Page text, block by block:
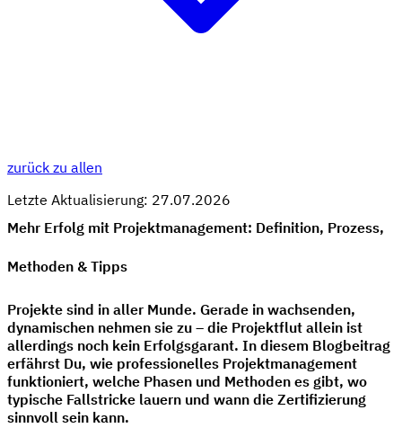
zurück zu allen
Letzte Aktualisierung: 27.07.2026
Mehr Erfolg mit Projektmanagement: Definition, Prozess,
Methoden & Tipps
Projekte sind in aller Munde. Gerade in wachsenden,
dynamischen nehmen sie zu – die Projektflut allein ist
allerdings noch kein Erfolgsgarant. In diesem Blogbeitrag
erfährst Du, wie professionelles Projektmanagement
funktioniert, welche Phasen und Methoden es gibt, wo
typische Fallstricke lauern und wann die Zertifizierung
sinnvoll sein kann.